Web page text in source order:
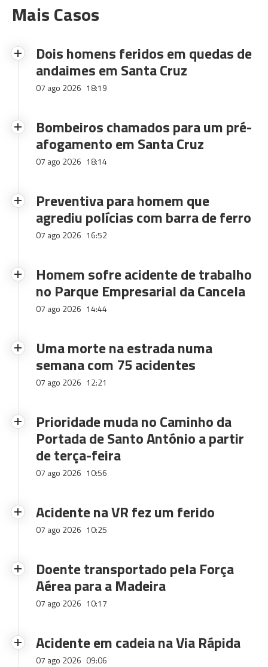
Mais Casos
Dois homens feridos em quedas de
andaimes em Santa Cruz
07 ago 2026 18:19
Bombeiros chamados para um pré-
afogamento em Santa Cruz
07 ago 2026 18:14
Preventiva para homem que
agrediu polícias com barra de ferro
07 ago 2026 16:52
Homem sofre acidente de trabalho
no Parque Empresarial da Cancela
07 ago 2026 14:44
Uma morte na estrada numa
semana com 75 acidentes
07 ago 2026 12:21
Prioridade muda no Caminho da
Portada de Santo António a partir
de terça-feira
07 ago 2026 10:56
Acidente na VR fez um ferido
07 ago 2026 10:25
Doente transportado pela Força
Aérea para a Madeira
07 ago 2026 10:17
Acidente em cadeia na Via Rápida
07 ago 2026 09:06